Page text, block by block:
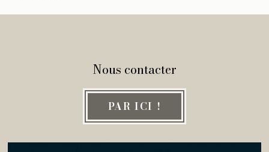
Nous contacter
PAR ICI !